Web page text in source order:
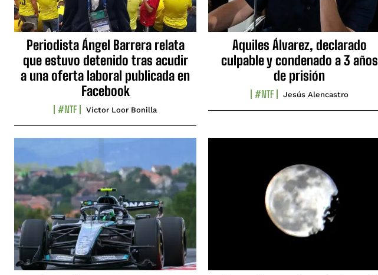
Periodista Ángel Barrera relata
que estuvo detenido tras acudir
a una oferta laboral publicada en
Facebook
#NTF Víctor Loor Bonilla
Aquiles Álvarez, declarado
culpable y condenado a 3 años
de prisión
#NTF Jesús Alencastro